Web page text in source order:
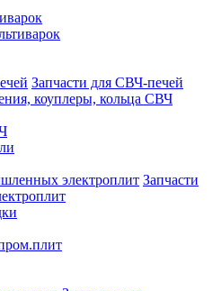
Запчасти для СВЧ-печей
коуплеры, кольца СВЧ
Запчасти